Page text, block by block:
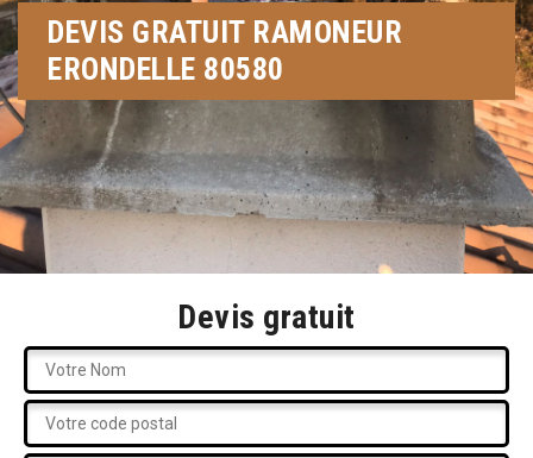
DEVIS GRATUIT RAMONEUR
ERONDELLE 80580
Devis gratuit